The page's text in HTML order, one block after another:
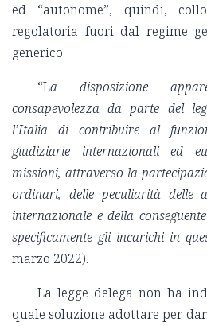
ed “autonome”, quindi,
regolatoria fuori dal regime
generico.
“La disposizione
consapevolezza da parte del
l’Italia di contribuire al
giudiziarie internazionali ed
missioni, attraverso la
ordinari, delle peculiarità delle
internazionale e della
specificamente gli incarichi in
marzo 2022).
La legge delega non ha
quale soluzione adottare per